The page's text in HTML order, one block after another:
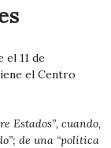
el 11 de
el Centro
Estados”, cuando,
de una “política